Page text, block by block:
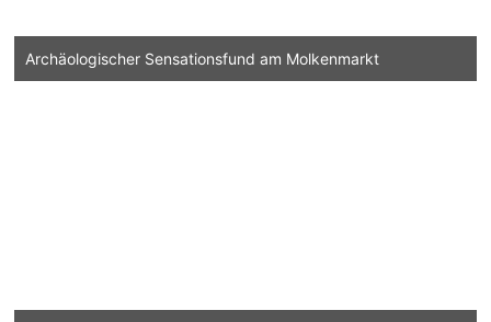
Archäologischer Sensationsfund am Molkenmarkt